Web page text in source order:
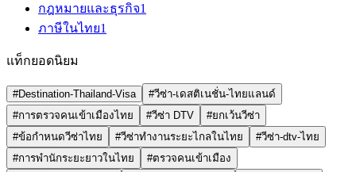
กฎหมายและธุรกิจ1
ภาษีในไทย1
แท็กยอดนิยม
#Destination-Thailand-Visa
#วีซ่า-เดสติเนชั่น-ไทยแลนด์
#การตรวจคนเข้าเมืองไทย
#วีซ่า DTV
#ยกเว้นวีซ่า
#ข้อกำหนดวีซ่าไทย
#วีซ่าทำงานระยะไกลในไทย
#วีซ่า-dtv-ไทย
#การพำนักระยะยาวในไทย
#ตรวจคนเข้าเมือง